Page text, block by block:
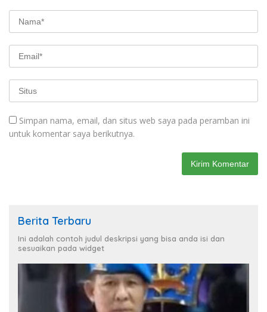
Simpan nama, email, dan situs web saya pada peramban ini
untuk komentar saya berikutnya.
Berita Terbaru
Ini adalah contoh judul deskripsi yang bisa anda isi dan
sesuaikan pada widget